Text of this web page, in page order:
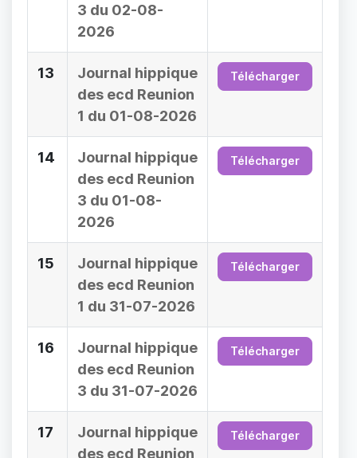
3 du 02-08-
2026
13
Journal hippique
des ecd Reunion
1 du 01-08-2026
Télécharger
14
Journal hippique
des ecd Reunion
3 du 01-08-
2026
Télécharger
15
Journal hippique
des ecd Reunion
1 du 31-07-2026
Télécharger
16
Journal hippique
des ecd Reunion
3 du 31-07-2026
Télécharger
17
Journal hippique
des ecd Reunion
Télécharger